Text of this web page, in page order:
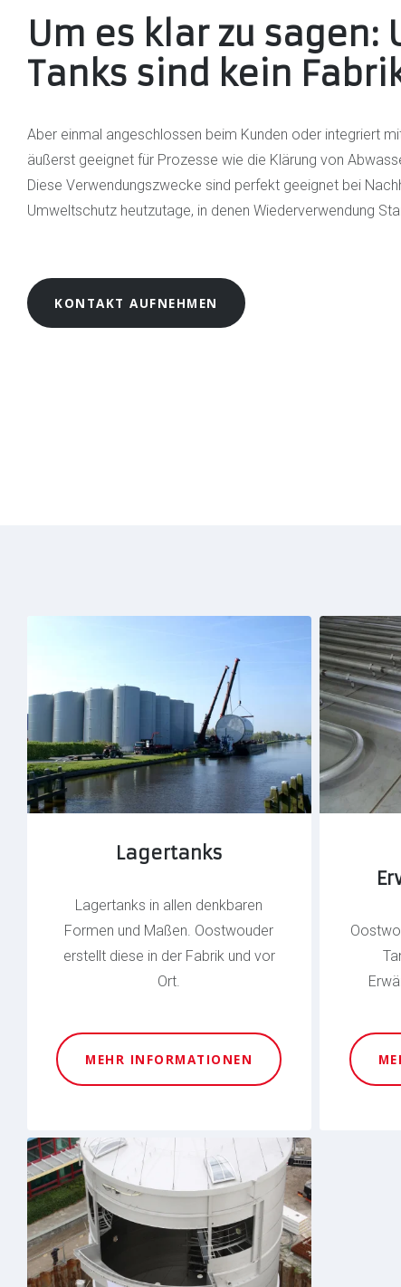
Um es klar zu sagen:
Tanks sind kein
Aber einmal angeschlossen beim Kunden oder integriert
äußerst geeignet für Prozesse wie die Klärung von
Diese Verwendungszwecke sind perfekt geeignet bei
Umweltschutz heutzutage, in denen Wiederverwendung
KONTAKT AUFNEHMEN
Lagertanks
Lagertanks in allen denkbaren
Formen und Maßen. Oostwouder
erstellt diese in der Fabrik und vor
Ort.
MEHR INFORMATIONEN